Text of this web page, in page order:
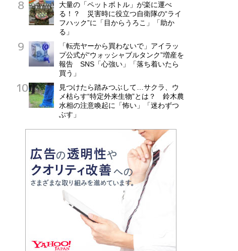
大量の「ペットボトル」が楽に運べ
る！？ 災害時に役立つ自衛隊の“ライ
フハック”に「目からうろこ」「助か
る」
「転売ヤーから買わないで」アイラッ
プ公式が“ウォッシャブルタンク”増産を
報告 SNS「心強い」「落ち着いたら
買う」
見つけたら踏みつぶして…サクラ、ウ
メ枯らす“特定外来生物”とは？ 鈴木農
水相の注意喚起に「怖い」「迷わずつ
ぶす」